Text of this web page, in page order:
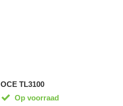
OCE TL3100
Op voorraad